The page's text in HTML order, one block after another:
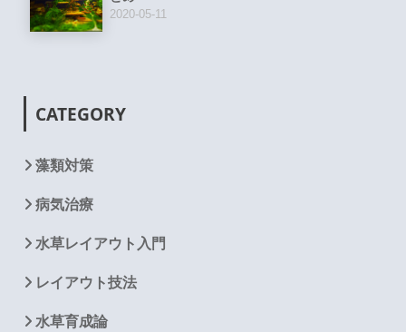
2020-05-11
CATEGORY
藻類対策
病気治療
水草レイアウト入門
レイアウト技法
水草育成論